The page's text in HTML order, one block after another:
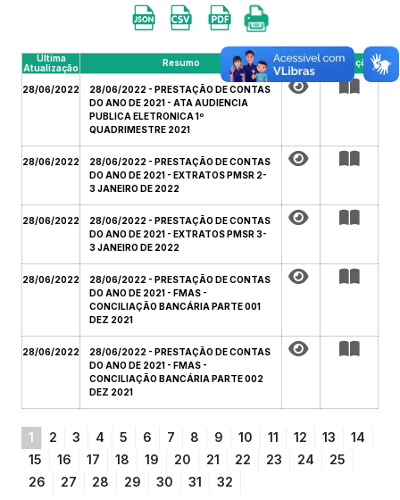
Última
Atualização
Resumo Arquivo Publicações
28/06/2022
28/06/2022 - PRESTAÇÃO DE CONTAS
DO ANO DE 2021 - ATA AUDIENCIA
PUBLICA ELETRONICA 1º
QUADRIMESTRE 2021
28/06/2022
28/06/2022 - PRESTAÇÃO DE CONTAS
DO ANO DE 2021 - EXTRATOS PMSR 2-
3 JANEIRO DE 2022
28/06/2022
28/06/2022 - PRESTAÇÃO DE CONTAS
DO ANO DE 2021 - EXTRATOS PMSR 3-
3 JANEIRO DE 2022
28/06/2022
28/06/2022 - PRESTAÇÃO DE CONTAS
DO ANO DE 2021 - FMAS -
CONCILIAÇÃO BANCÁRIA PARTE 001
DEZ 2021
28/06/2022
28/06/2022 - PRESTAÇÃO DE CONTAS
DO ANO DE 2021 - FMAS -
CONCILIAÇÃO BANCÁRIA PARTE 002
DEZ 2021
1 2 3 4 5 6 7 8 9 10 11 12 13
14
15
16 17 18 19 20 21 22 23 24
25
26
27 28 29 30 31 32